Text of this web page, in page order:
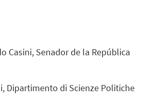
Casini, Senador de la República
Dipartimento di Scienze Politiche